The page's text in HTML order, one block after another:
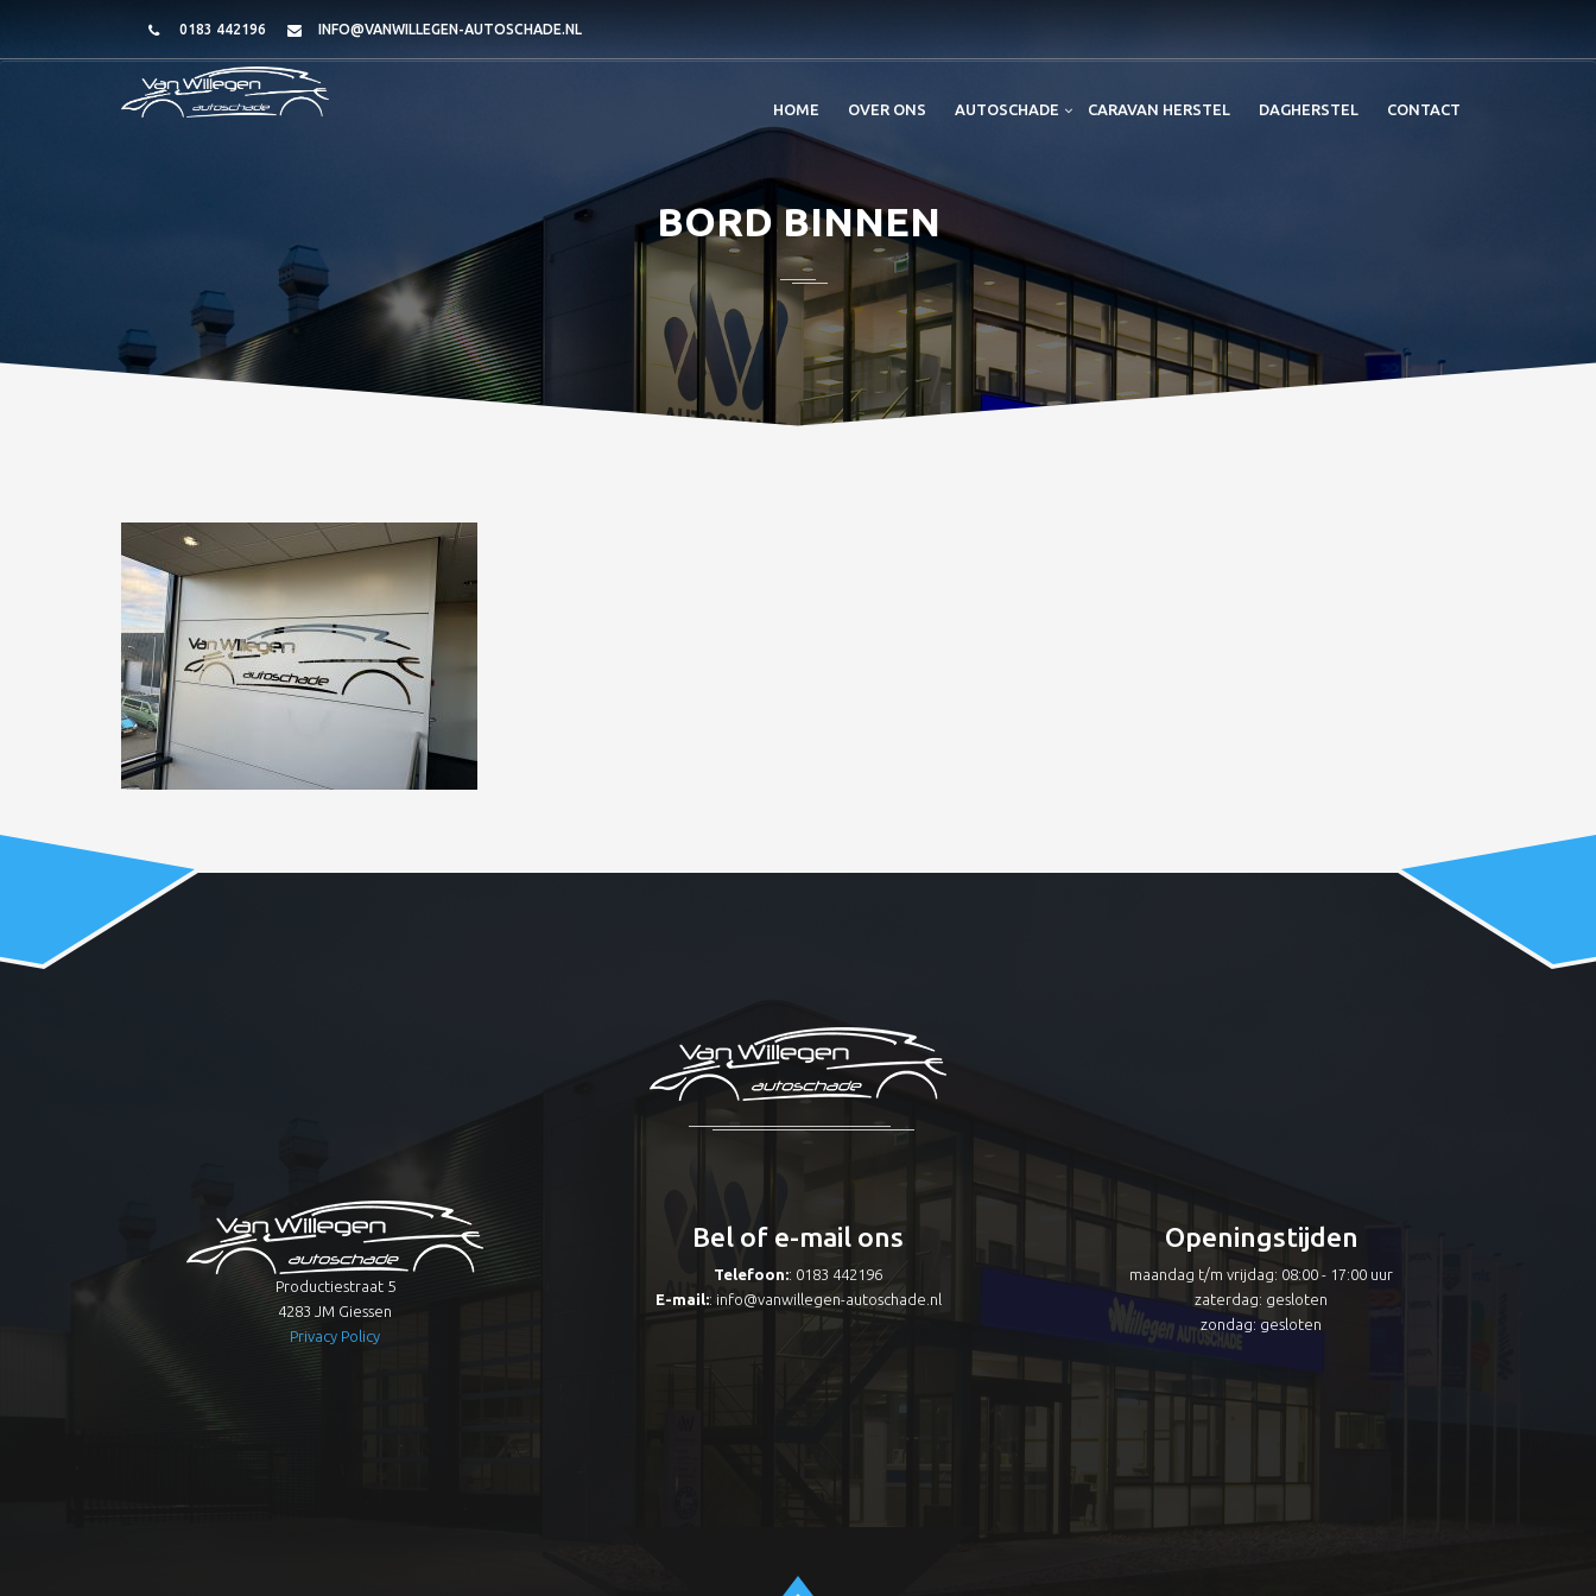
0183 442196 INFO@VANWILLEGEN-AUTOSCHADE.NL
HOME OVER ONS AUTOSCHADE CARAVAN HERSTEL DAGHERSTEL CONTACT
BORD BINNEN
Productiestraat 5
4283 JM Giessen
Privacy Policy
Bel of e-mail ons
Telefoon:: 0183 442196
E-mail:: info@vanwillegen-autoschade.nl
Openingstijden
maandag t/m vrijdag: 08:00 - 17:00 uur
zaterdag: gesloten
zondag: gesloten